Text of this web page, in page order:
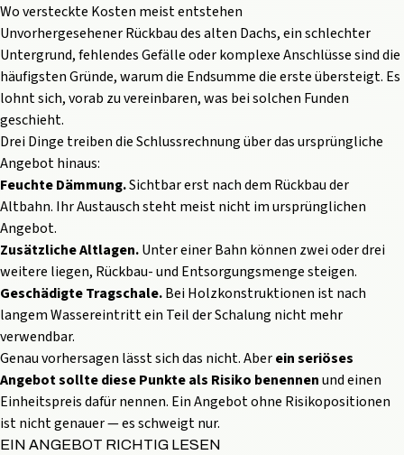
Wo versteckte Kosten meist entstehen
Unvorhergesehener Rückbau des alten Dachs, ein schlechter
Untergrund, fehlendes Gefälle oder komplexe Anschlüsse sind die
häufigsten Gründe, warum die Endsumme die erste übersteigt. Es
lohnt sich, vorab zu vereinbaren, was bei solchen Funden
geschieht.
Drei Dinge treiben die Schlussrechnung über das ursprüngliche
Angebot hinaus:
Feuchte Dämmung.Sichtbar erst nach dem Rückbau der
Altbahn. Ihr Austausch steht meist nicht im ursprünglichen
Angebot.
Zusätzliche Altlagen.Unter einer Bahn können zwei oder drei
weitere liegen, Rückbau- und Entsorgungsmenge steigen.
Geschädigte Tragschale.Bei Holzkonstruktionen ist nach
langem Wassereintritt ein Teil der Schalung nicht mehr
verwendbar.
Genau vorhersagen lässt sich das nicht. Aberein seriöses
Angebot sollte diese Punkte als Risiko benennenund einen
Einheitspreis dafür nennen. Ein Angebot ohne Risikopositionen
ist nicht genauer — es schweigt nur.
EIN ANGEBOT RICHTIG LESEN